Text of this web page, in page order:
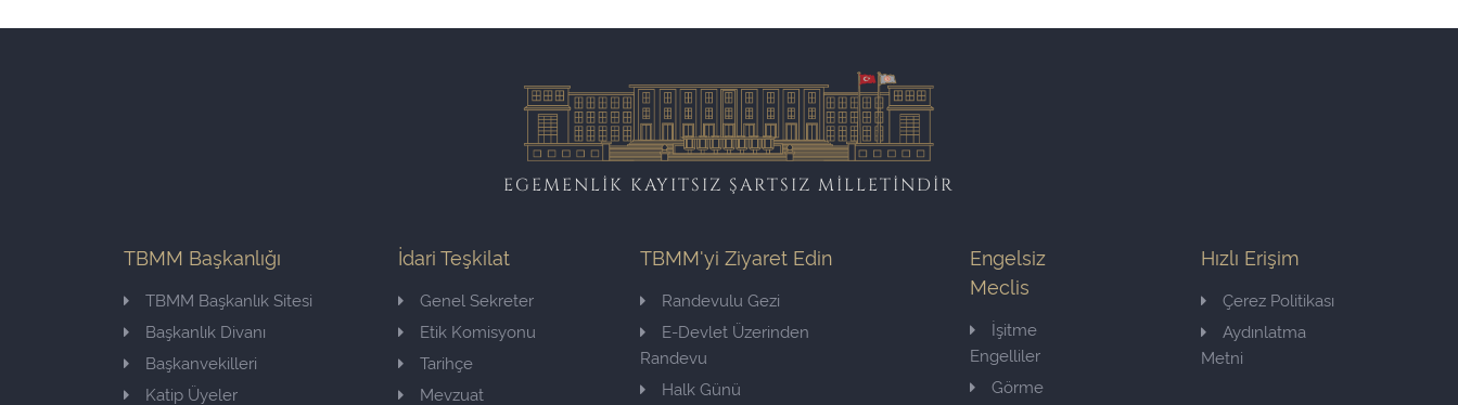
EGEMENLİK KAYITSIZ ŞARTSIZ MİLLETİNDİR
TBMM Başkanlığı
TBMM Başkanlık Sitesi
Başkanlık Divanı
Başkanvekilleri
Katip Üyeler
İdari Teşkilat
Genel Sekreter
Etik Komisyonu
Tarihçe
Mevzuat
TBMM'yi Ziyaret Edin
Randevulu Gezi
E-Devlet Üzerinden
Randevu
Halk Günü
Engelsiz
Meclis
İşitme
Engelliler
Görme
Hızlı Erişim
Çerez Politikası
Aydınlatma
Metni